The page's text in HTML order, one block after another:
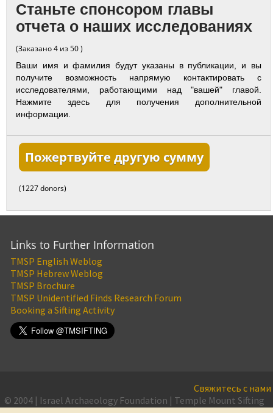
Станьте спонсором главы
отчета о наших исследованиях
(Заказано 4 из 50 )
Ваши имя и фамилия будут указаны в публикации, и вы
получите возможность напрямую контактировать с
исследователями, работающими над "вашей" главой.
Нажмите здесь для получения дополнительной
информации.
Пожертвуйте другую сумму
(1227 donors)
Links to Further Information
TMSP English Weblog
TMSP Hebrew Weblog
TMSP Brochure
TMSP Unidentified Finds Research Forum
Booking a Sifting Activity
Свяжитесь с нами
© 2004 | Israel Archaeology Foundation | Temple Mount Sifting